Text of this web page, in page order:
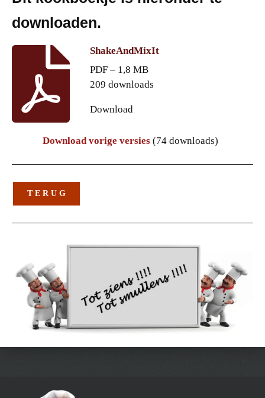
downloaden.
ShakeAndMixIt
PDF – 1,8 MB
209 downloads
Download
Download vorige versies (74 downloads)
T E R U G